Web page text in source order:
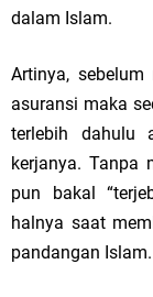
dalam Islam.
Artinya,
asuransi maka
terlebih dahulu
kerjanya. Tanpa
pun bakal
halnya saat
pandangan Islam.